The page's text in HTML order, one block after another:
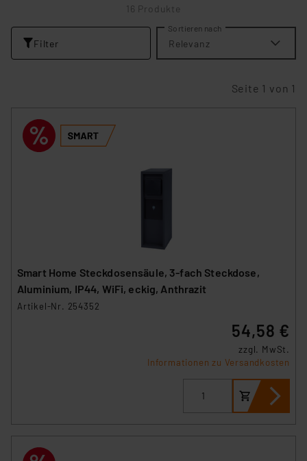
16 Produkte
Filter
Sortieren nach
Relevanz
Seite 1 von 1
Smart Home Steckdosensäule, 3-fach Steckdose,
Aluminium, IP44, WiFi, eckig, Anthrazit
Artikel-Nr. 254352
54,58 €
zzgl. MwSt.
Informationen zu Versandkosten